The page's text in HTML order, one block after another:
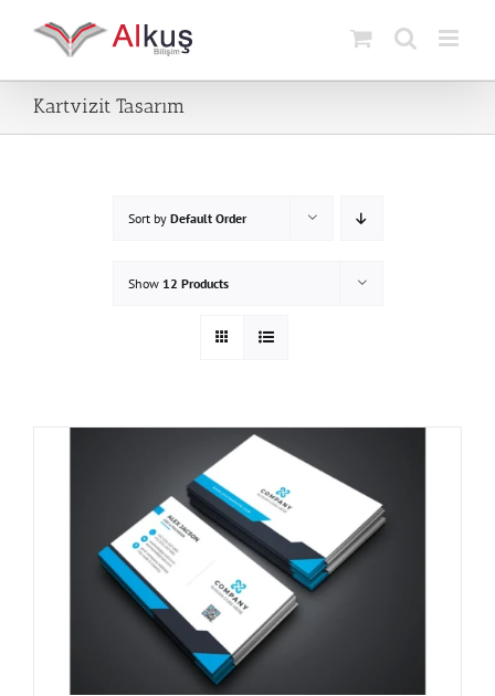
Kartvizit Tasarım
Sort by Default Order
Show 12 Products